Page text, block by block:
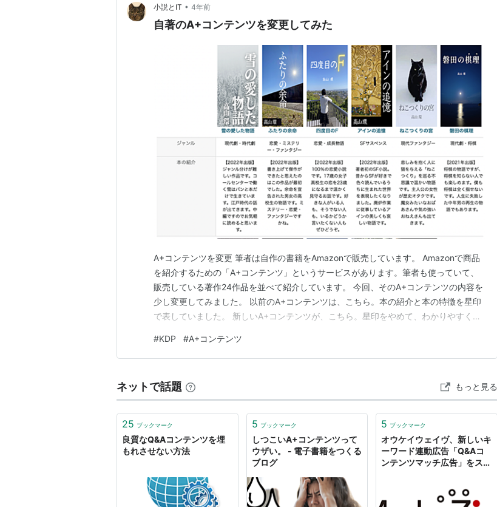
小説とIT • 4年前
自著のA+コンテンツを変更してみた
A+コンテンツを変更 筆者は自作の書籍をAmazonで販売しています。 Amazonで商品
を紹介するための「A+コンテンツ」というサービスがあります。筆者も使っていて、
販売している著作24作品を並べて紹介しています。 今回、そのA+コンテンツの内容を
少し変更してみました。 以前のA+コンテンツは、こちら。本の紹介と本の特徴を星印
で表していました。 新しいA+コンテンツが、こちら。星印をやめて、わかりやすくジ
ステリー、IT関連、SFとさまざまで、小説を選ぶ際に迷うことがあると思い、わかり
やすくジャンルを記すようにしまし…
#KDP #A+コンテンツ
ネットで話題 もっと見る
25 ブックマーク
良質なQ&Aコンテンツを埋
もれさせない方法
5 ブックマーク
しつこいA+コンテンツって
ウザい。 - 電子書籍をつくる
ブログ
5 ブックマーク
オウケイウェイヴ、新しいキ
ーワード連動広告「Q&Aコ
ンテンツマッチ広告」をスタ